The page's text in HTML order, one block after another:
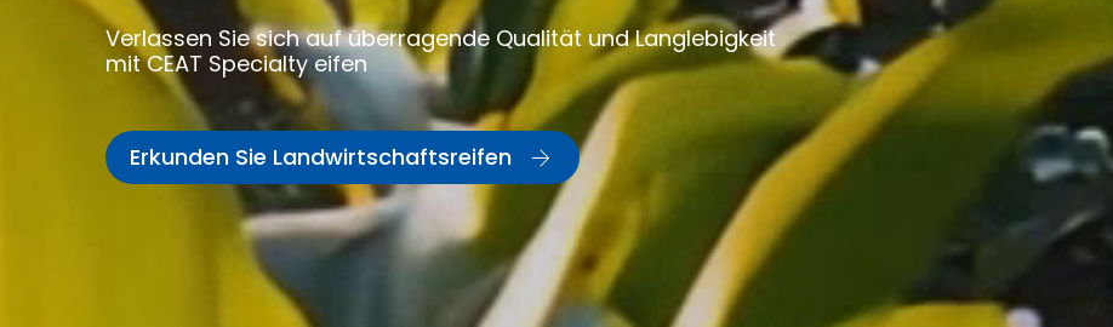
Verlassen Sie sich auf überragende Qualität und Langlebigkeit
mit CEAT Specialty eifen
Erkunden Sie Landwirtschaftsreifen